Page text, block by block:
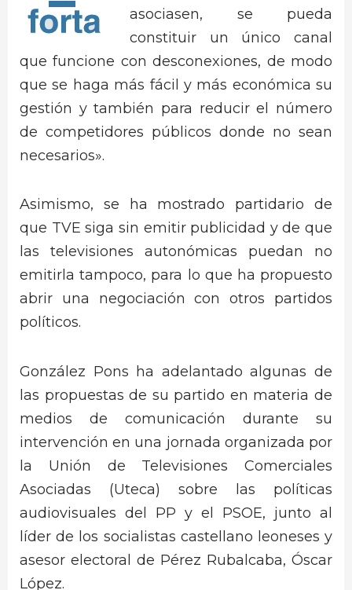
asociasen, se pueda
constituir un único canal
que funcione con desconexiones, de modo
que se haga más fácil y más económica su
gestión y también para reducir el número
de competidores públicos donde no sean
necesarios».
Asimismo, se ha mostrado partidario de
que TVE siga sin emitir publicidad y de que
las televisiones autonómicas puedan no
emitirla tampoco, para lo que ha propuesto
abrir una negociación con otros partidos
políticos.
González Pons ha adelantado algunas de
las propuestas de su partido en materia de
medios de comunicación durante su
intervención en una jornada organizada por
la Unión de Televisiones Comerciales
Asociadas (Uteca) sobre las políticas
audiovisuales del PP y el PSOE, junto al
líder de los socialistas castellano leoneses y
asesor electoral de Pérez Rubalcaba, Óscar
López.